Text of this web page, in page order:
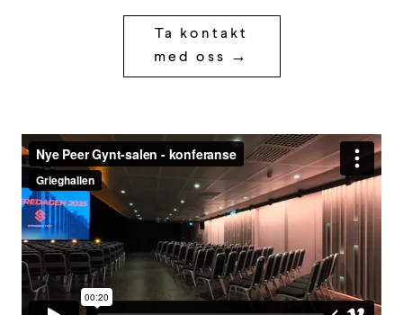
Ta kontakt
med oss